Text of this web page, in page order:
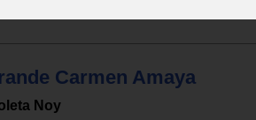
Carmen Amaya
Noy